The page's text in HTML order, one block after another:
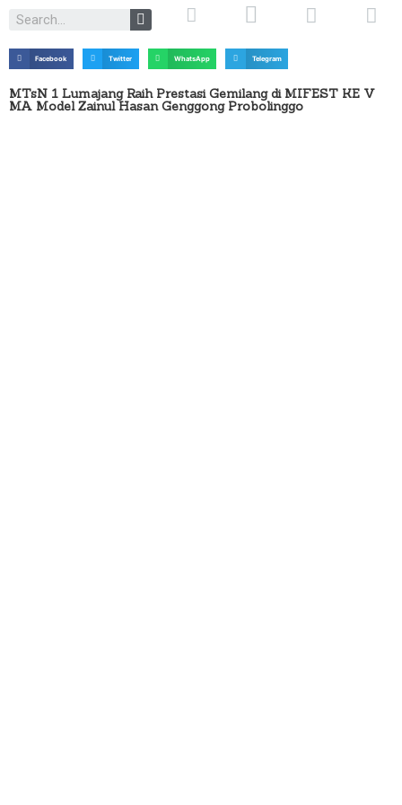
Facebook Twitter WhatsApp Telegram
MTsN 1 Lumajang Raih Prestasi Gemilang di MIFEST KE V
MA Model Zainul Hasan Genggong Probolinggo